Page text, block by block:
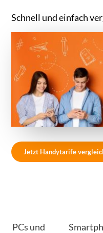
Schnell und einfach
Jetzt Handytarife
PCs und